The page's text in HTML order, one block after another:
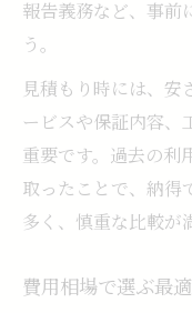
報告義務など、事前
う。
見積もり時には、安
ービスや保証内容、
重要です。過去の利
取ったことで、納得
多く、慎重な比較が
費用相場で選ぶ最